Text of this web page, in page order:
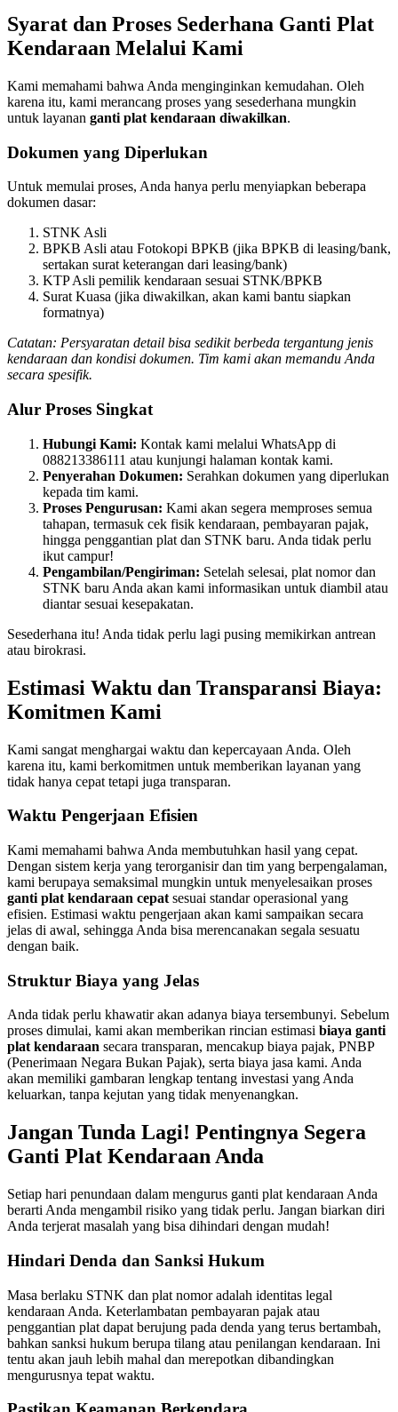
Syarat dan Proses Sederhana Ganti Plat
Kendaraan Melalui Kami
Kami memahami bahwa Anda menginginkan kemudahan. Oleh
karena itu, kami merancang proses yang sesederhana mungkin
untuk layanan ganti plat kendaraan diwakilkan.
Dokumen yang Diperlukan
Untuk memulai proses, Anda hanya perlu menyiapkan beberapa
dokumen dasar:
STNK Asli
BPKB Asli atau Fotokopi BPKB (jika BPKB di leasing/bank,
sertakan surat keterangan dari leasing/bank)
KTP Asli pemilik kendaraan sesuai STNK/BPKB
Surat Kuasa (jika diwakilkan, akan kami bantu siapkan
formatnya)
Catatan: Persyaratan detail bisa sedikit berbeda tergantung jenis
kendaraan dan kondisi dokumen. Tim kami akan memandu Anda
secara spesifik.
Alur Proses Singkat
Hubungi Kami: Kontak kami melalui WhatsApp di
088213386111 atau kunjungi halaman kontak kami.
Penyerahan Dokumen: Serahkan dokumen yang diperlukan
kepada tim kami.
Proses Pengurusan: Kami akan segera memproses semua
tahapan, termasuk cek fisik kendaraan, pembayaran pajak,
hingga penggantian plat dan STNK baru. Anda tidak perlu
ikut campur!
Pengambilan/Pengiriman: Setelah selesai, plat nomor dan
STNK baru Anda akan kami informasikan untuk diambil atau
diantar sesuai kesepakatan.
Sesederhana itu! Anda tidak perlu lagi pusing memikirkan antrean
atau birokrasi.
Estimasi Waktu dan Transparansi Biaya:
Komitmen Kami
Kami sangat menghargai waktu dan kepercayaan Anda. Oleh
karena itu, kami berkomitmen untuk memberikan layanan yang
tidak hanya cepat tetapi juga transparan.
Waktu Pengerjaan Efisien
Kami memahami bahwa Anda membutuhkan hasil yang cepat.
Dengan sistem kerja yang terorganisir dan tim yang berpengalaman,
kami berupaya semaksimal mungkin untuk menyelesaikan proses
ganti plat kendaraan cepat sesuai standar operasional yang
efisien. Estimasi waktu pengerjaan akan kami sampaikan secara
jelas di awal, sehingga Anda bisa merencanakan segala sesuatu
dengan baik.
Struktur Biaya yang Jelas
Anda tidak perlu khawatir akan adanya biaya tersembunyi. Sebelum
proses dimulai, kami akan memberikan rincian estimasi biaya ganti
plat kendaraan secara transparan, mencakup biaya pajak, PNBP
(Penerimaan Negara Bukan Pajak), serta biaya jasa kami. Anda
akan memiliki gambaran lengkap tentang investasi yang Anda
keluarkan, tanpa kejutan yang tidak menyenangkan.
Jangan Tunda Lagi! Pentingnya Segera
Ganti Plat Kendaraan Anda
Setiap hari penundaan dalam mengurus ganti plat kendaraan Anda
berarti Anda mengambil risiko yang tidak perlu. Jangan biarkan diri
Anda terjerat masalah yang bisa dihindari dengan mudah!
Hindari Denda dan Sanksi Hukum
Masa berlaku STNK dan plat nomor adalah identitas legal
kendaraan Anda. Keterlambatan pembayaran pajak atau
penggantian plat dapat berujung pada denda yang terus bertambah,
bahkan sanksi hukum berupa tilang atau penilangan kendaraan. Ini
tentu akan jauh lebih mahal dan merepotkan dibandingkan
mengurusnya tepat waktu.